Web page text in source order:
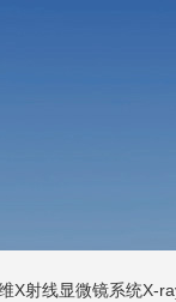
X射线显微镜系统X-